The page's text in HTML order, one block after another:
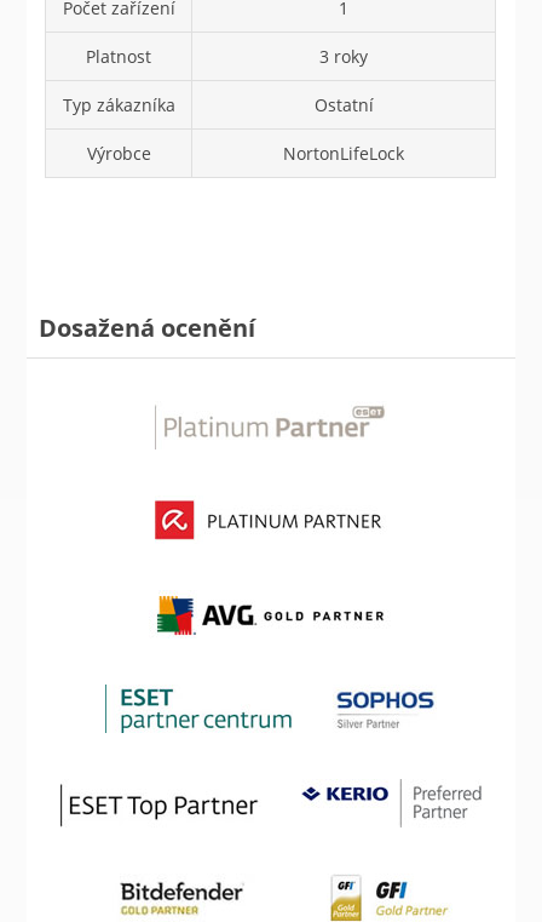
Počet zařízení 1
Platnost 3 roky
Typ zákazníka Ostatní
Výrobce NortonLifeLock
Dosažená ocenění